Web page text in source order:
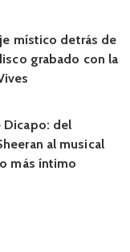
místico detrás de
grabado con la
Dicapo: del
al musical
más íntimo